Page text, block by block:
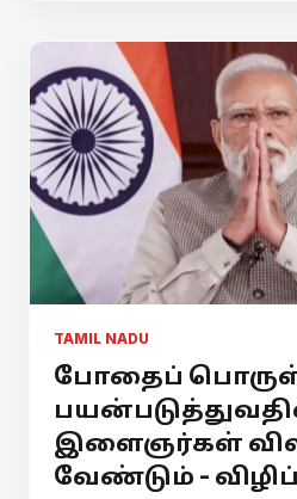
TAMIL NADU
போதைப்
இளைஞர்கள்
வேண்டும் -